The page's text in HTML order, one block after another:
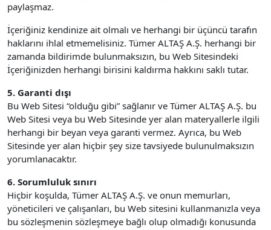
paylaşmaz.
İçeriğiniz kendinize ait olmalı ve herhangi bir üçüncü tarafın
haklarını ihlal etmemelisiniz. Tümer ALTAŞ A.Ş. herhangi bir
zamanda bildirimde bulunmaksızın, bu Web Sitesindeki
İçeriğinizden herhangi birisini kaldırma hakkını saklı tutar.
5. Garanti dışı
Bu Web Sitesi “olduğu gibi” sağlanır ve Tümer ALTAŞ A.Ş. bu
Web Sitesi veya bu Web Sitesinde yer alan materyallerle ilgili
herhangi bir beyan veya garanti vermez. Ayrıca, bu Web
Sitesinde yer alan hiçbir şey size tavsiyede bulunulmaksızın
yorumlanacaktır.
6. Sorumluluk sınırı
Hiçbir koşulda, Tümer ALTAŞ A.Ş. ve onun memurları,
yöneticileri ve çalışanları, bu Web sitesini kullanmanızla veya
bu sözleşmenin sözleşmeye bağlı olup olmadığı konusunda